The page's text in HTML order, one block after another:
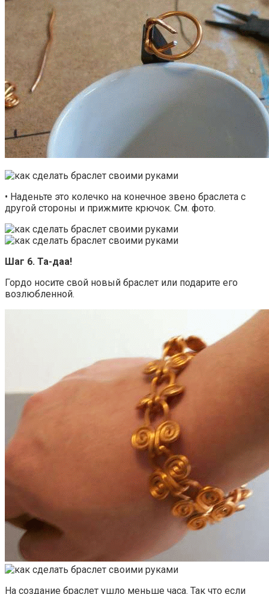
• Наденьте это колечко на конечное звено браслета с
другой стороны и прижмите крючок. См. фото.
Шаг 6. Та-даа!
Гордо носите свой новый браслет или подарите его
возлюбленной.
На создание браслет ушло меньше часа. Так что если